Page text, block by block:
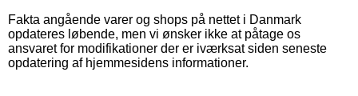
Fakta angående varer og shops på nettet i Danmark
opdateres løbende, men vi ønsker ikke at påtage os
ansvaret for modifikationer der er iværksat siden seneste
opdatering af hjemmesidens informationer.